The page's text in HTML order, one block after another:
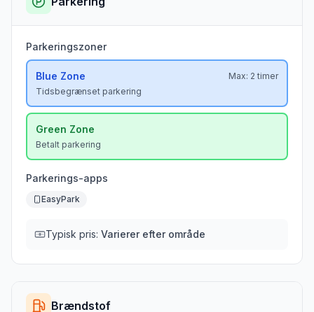
Parkeringszoner
Blue Zone Max: 2 timer
Tidsbegrænset parkering
Green Zone
Betalt parkering
Parkerings-apps
EasyPark
Typisk pris: Varierer efter område
Brændstof